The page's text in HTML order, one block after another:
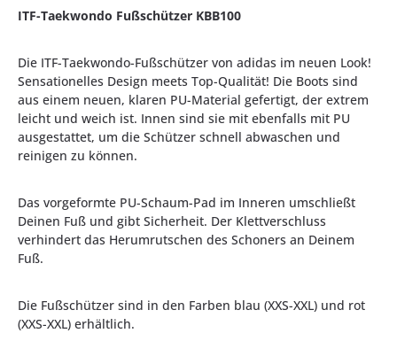
ITF-Taekwondo Fußschützer KBB100
Die ITF-Taekwondo-Fußschützer von adidas im neuen Look!
Sensationelles Design meets Top-Qualität! Die Boots sind
aus einem neuen, klaren PU-Material gefertigt, der extrem
leicht und weich ist. Innen sind sie mit ebenfalls mit PU
ausgestattet, um die Schützer schnell abwaschen und
reinigen zu können.
Das vorgeformte PU-Schaum-Pad im Inneren umschließt
Deinen Fuß und gibt Sicherheit. Der Klettverschluss
verhindert das Herumrutschen des Schoners an Deinem
Fuß.
Die Fußschützer sind in den Farben blau (XXS-XXL) und rot
(XXS-XXL) erhältlich.